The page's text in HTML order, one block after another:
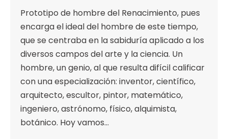
Prototipo de hombre del Renacimiento, pues
encarga el ideal del hombre de este tiempo,
que se centraba en la sabiduría aplicado a los
diversos campos del arte y la ciencia. Un
hombre, un genio, al que resulta difícil calificar
con una especialización: inventor, científico,
arquitecto, escultor, pintor, matemático,
ingeniero, astrónomo, físico, alquimista,
botánico. Hoy vamos…